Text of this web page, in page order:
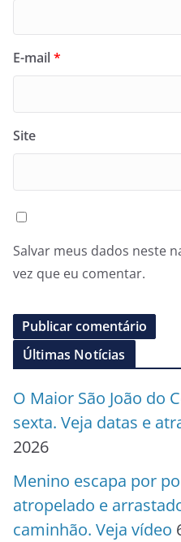
E-mail*
Site
Salvar meus dados neste
vez que eu comentar.
Últimas Notícias
O Maior São João do
sexta. Veja datas e
2026
Menino escapa por
atropelado e
caminhão. Veja vídeo